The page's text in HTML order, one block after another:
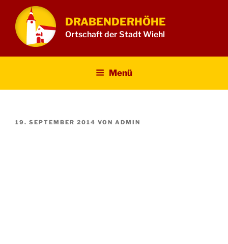
Inhalt
springen
DRABENDERHÖHE
Ortschaft der Stadt Wiehl
Menü
VERÖFFENTLICHT
19. SEPTEMBER 2014 VON ADMIN